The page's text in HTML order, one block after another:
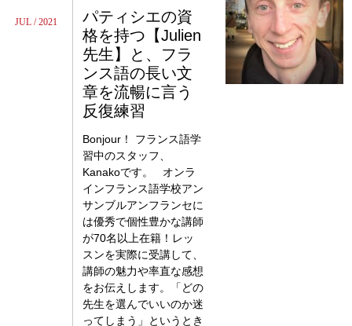
JUL / 2021
パティシエの資
格を持つ【Julien
先生】と、フラ
ンス語の長い文
章を流暢に言う
反復練習
Bonjour！ フランス語学
習中のスタッフ、
Kanakoです。 オンラ
インフランス語学校アン
サンブルアンフランセに
は優秀で個性豊かな講師
が70名以上在籍！レッ
スンを実際に受講して、
講師の魅力や率直な感想
をお伝えします。「どの
先生を選んでいいのか迷
ってしまう」というとき